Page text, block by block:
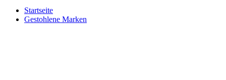
Startseite
Gestohlene Marken